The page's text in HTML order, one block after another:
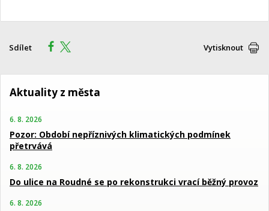
Sdílet Vytisknout
Aktuality z města
6. 8. 2026
Pozor: Období nepříznivých klimatických podmínek
přetrvává
6. 8. 2026
Do ulice na Roudné se po rekonstrukci vrací běžný provoz
6. 8. 2026